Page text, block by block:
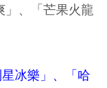
」​、「芒果火龍
冰樂」、「哈